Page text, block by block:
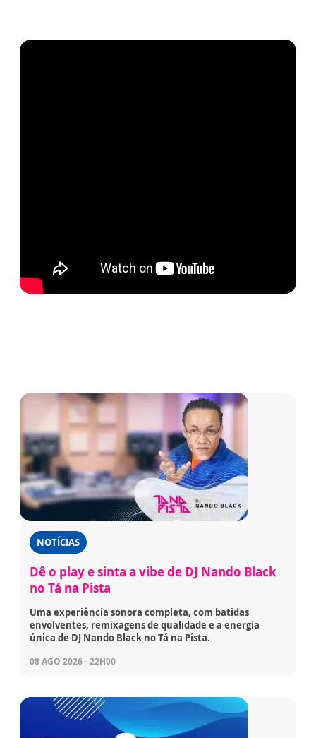
NOTÍCIAS
Dê o play e sinta a vibe de DJ Nando Black
no Tá na Pista
Uma experiência sonora completa, com batidas
envolventes, remixagens de qualidade e a energia
única de DJ Nando Black no Tá na Pista.
08 AGO 2026 - 22H00